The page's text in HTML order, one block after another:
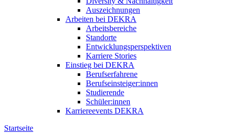
Auszeichnungen
Arbeiten bei DEKRA
Arbeitsbereiche
Standorte
Entwicklungsperspektiven
Karriere Stories
Einstieg bei DEKRA
Berufserfahrene
Berufseinsteiger:innen
Studierende
Schüler:innen
Karriereevents DEKRA
Startseite